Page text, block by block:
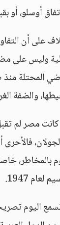
أوسلو، أو
على أن
وليس على
والضفة
كانت مصر لم
بالمخاطر،
لعام 1947.
اليوم